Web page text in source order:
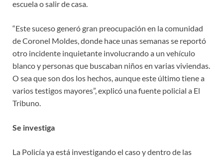
escuela o salir de casa.
“Este suceso generó gran preocupación en la comunidad
de Coronel Moldes, donde hace unas semanas se reportó
otro incidente inquietante involucrando a un vehículo
blanco y personas que buscaban niños en varias viviendas.
O sea que son dos los hechos, aunque este último tiene a
varios testigos mayores”, explicó una fuente policial a El
Tribuno.
Se investiga
La Policía ya está investigando el caso y dentro de las